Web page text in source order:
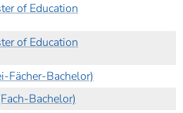
of Education
of Education
Fächer-Bachelor)
Bachelor)